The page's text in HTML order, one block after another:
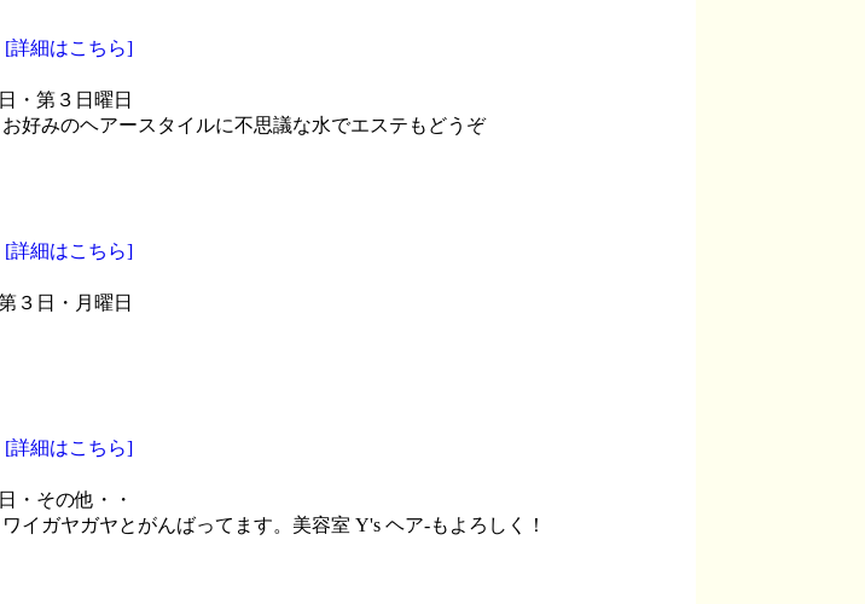
[詳細はこちら]
・第３日曜日
好みのヘアースタイルに不思議な水でエステもどうぞ
[詳細はこちら]
３日・月曜日
[詳細はこちら]
・その他・・
イガヤガヤとがんばってます。美容室 Y's ヘア-もよろしく！